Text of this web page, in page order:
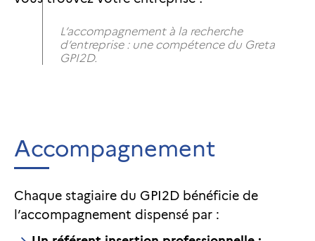
L’accompagnement à la recherche
d’entreprise : une compétence du Greta
GPI2D.
Accompagnement
Chaque stagiaire du GPI2D bénéficie de
l’accompagnement dispensé par :